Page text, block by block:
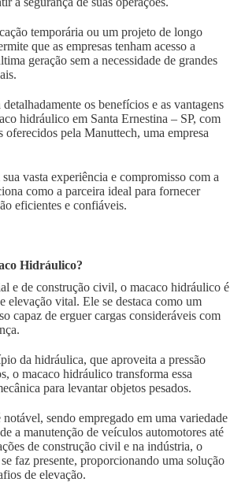
temporária ou um projeto de longo
que as empresas tenham acesso a
geração sem a necessidade de grandes
os benefícios e as vantagens
hidráulico em Santa Ernestina – SP, com
oferecidos pela Manuttech, uma empresa
vasta experiência e compromisso com a
como a parceira ideal para fornecer
eficientes e confiáveis.
Hidráulico?
e de construção civil, o macaco hidráulico é
elevação vital. Ele se destaca como um
capaz de erguer cargas consideráveis com
da hidráulica, que aproveita a pressão
o macaco hidráulico transforma essa
para levantar objetos pesados.
notável, sendo empregado em uma variedade
a manutenção de veículos automotores até
de construção civil e na indústria, o
faz presente, proporcionando uma solução
de elevação.